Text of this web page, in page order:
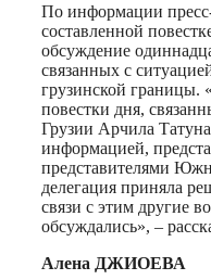
По информации
составленной
обсуждение
связанных с
грузинской границы.
повестки дня,
Грузии Арчила
информацией,
представителями
делегация приняла
связи с этим другие
обсуждались», –
Алена ДЖИОЕВА